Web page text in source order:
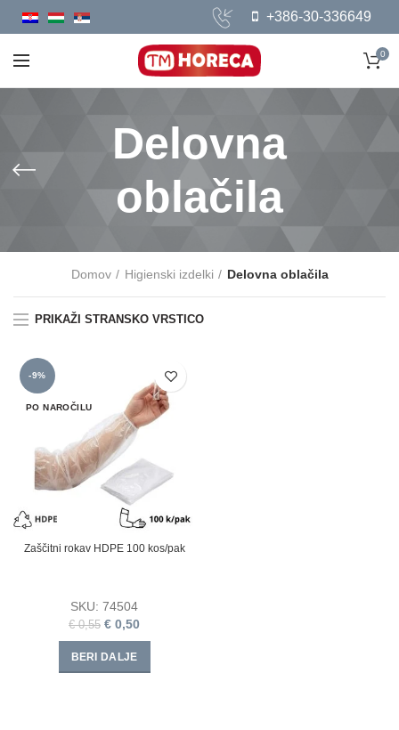
+386-30-336649
0
Delovna
oblačila
Domov Higienski izdelki Delovna oblačila
PRIKAŽI STRANSKO VRSTICO
-9%
PO NAROČILU
Zaščitni rokav HDPE 100 kos/pak
SKU: 74504
€0,55 € 0,50
BERI DALJE